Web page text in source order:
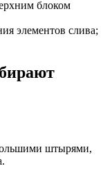
блоком
элементов слива;
штырями,